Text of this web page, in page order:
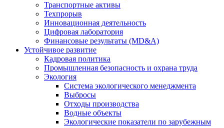
Транспортные активы
Техпрорыв
Инновационная деятельность
Цифровая лаборатория
Финансовые результаты (MD&A)
Устойчивое развитие
Кадровая политика
Промышленная безопасность и охрана труда
Экология
Система экологического менеджмента
Выбросы
Отходы производства
Водные объекты
Экологические показатели по зарубежным